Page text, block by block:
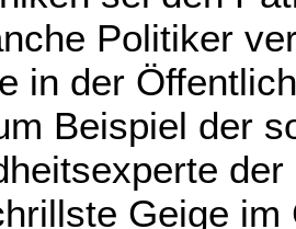
Politiker
in der
Beispiel der
Geige